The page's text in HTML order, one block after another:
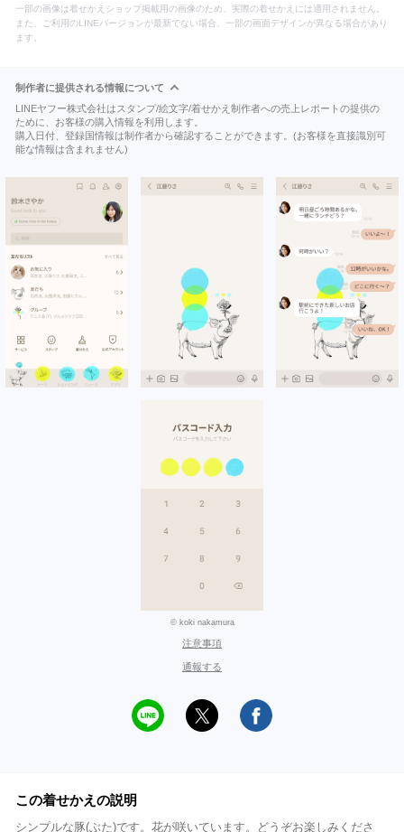
一部の画像は着せかえショップ掲載用の画像のため、実際の着せかえには適用されません。
また、ご利用のLINEバージョンが最新でない場合、一部の画面デザインが異なる場合があり
ます。
制作者に提供される情報について
LINEヤフー株式会社はスタンプ/絵文字/着せかえ制作者への売上レポートの提供の
ために、お客様の購入情報を利用します。
購入日付、登録国情報は制作者から確認することができます。(お客様を直接識別可
能な情報は含まれません)
© koki nakamura
注意事項
通報する
この着せかえの説明
シンプルな豚(ぶた)です。花が咲いています。どうぞお楽しみくださ